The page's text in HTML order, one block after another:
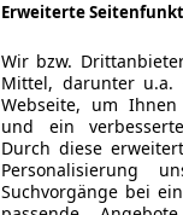
Erweiterte
Wir bzw.
Mittel, darunter u.a.
Webseite, um
und ein
Durch diese
Personalisierung
Suchvorgänge bei